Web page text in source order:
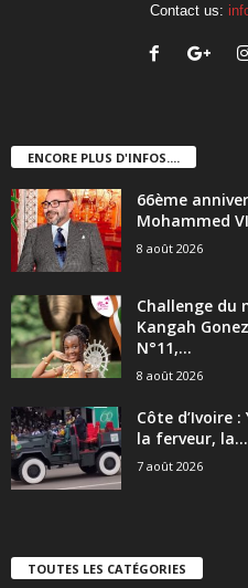
Contact us:
ENCORE PLUS D'INFOS....
66ème
Mohammed
8 août 2026
Challenge du
Kangah
N°11,...
8 août 2026
Côte d’Ivoire
la ferveur, la...
7 août 2026
TOUTES LES CATÉGORIES